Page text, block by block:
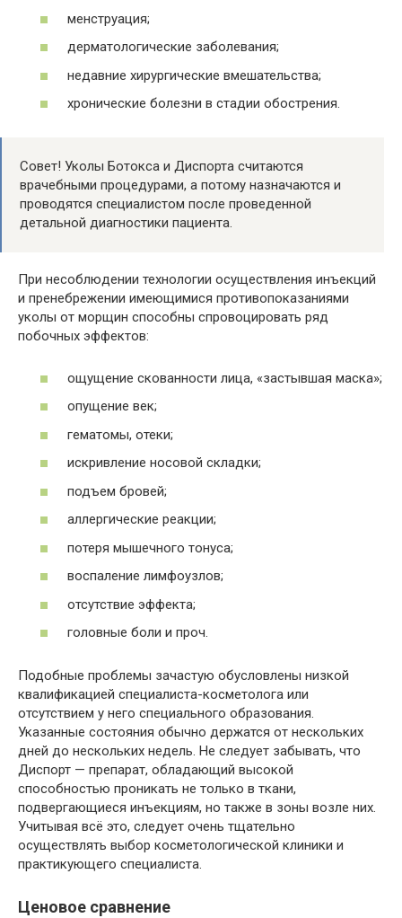
менструация;
дерматологические заболевания;
недавние хирургические вмешательства;
хронические болезни в стадии обострения.
Совет! Уколы Ботокса и Диспорта считаются
врачебными процедурами, а потому назначаются и
проводятся специалистом после проведенной
детальной диагностики пациента.
При несоблюдении технологии осуществления инъекций
и пренебрежении имеющимися противопоказаниями
уколы от морщин способны спровоцировать ряд
побочных эффектов:
ощущение скованности лица, «застывшая маска»;
опущение век;
гематомы, отеки;
искривление носовой складки;
подъем бровей;
аллергические реакции;
потеря мышечного тонуса;
воспаление лимфоузлов;
отсутствие эффекта;
головные боли и проч.
Подобные проблемы зачастую обусловлены низкой
квалификацией специалиста-косметолога или
отсутствием у него специального образования.
Указанные состояния обычно держатся от нескольких
дней до нескольких недель. Не следует забывать, что
Диспорт — препарат, обладающий высокой
способностью проникать не только в ткани,
подвергающиеся инъекциям, но также в зоны возле них.
Учитывая всё это, следует очень тщательно
осуществлять выбор косметологической клиники и
практикующего специалиста.
Ценовое сравнение